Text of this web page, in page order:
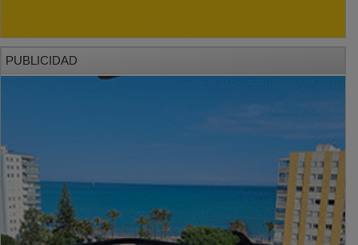
PUBLICIDAD